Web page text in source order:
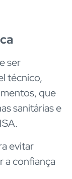
ser
técnico,
que
sanitárias e
evitar
a confiança